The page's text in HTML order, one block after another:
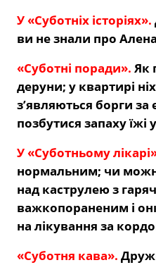
У «Суботніх історіях».
ви не знали про
«Суботні поради». Як
деруни; у квартирі
з’являються борги за
позбутися запаху їжі
У «Суботньому
нормальним; чи
над каструлею з
важкопораненим і
на лікування за
«Суботня кава».